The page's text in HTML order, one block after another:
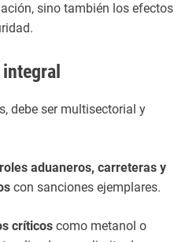
sino también los efectos
debe ser multisectorial y
aduaneros, carreteras y
con sanciones ejemplares.
críticos como metanol o